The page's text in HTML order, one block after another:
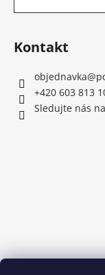
Kontakt
objednavka@
+420 603 813
Sledujte nás